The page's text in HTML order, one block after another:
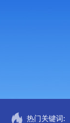
热门关键词: